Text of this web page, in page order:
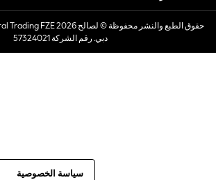
سياسة الخصوصية
Dresses
Occasionwear
Sets & Outfits
دبي. رقم الشركة 57324021